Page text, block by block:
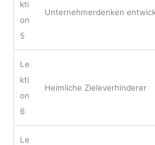
kti
on
5
Unternehmerdenken
Le
kti
on
6
Heimliche Zieleverhinderer
Le